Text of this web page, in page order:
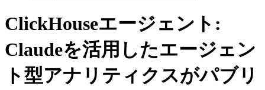
ClickHouseエージェント:
Claudeを活用したエージェン
ト型アナリティクスがパブリ